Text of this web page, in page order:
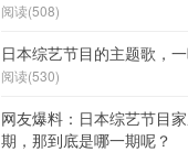
阅读(508)
日本综艺节目的主题歌，
阅读(530)
网友爆料：日本综艺节目
期，那到底是哪一期呢？